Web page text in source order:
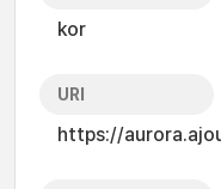
kor
URI
https://